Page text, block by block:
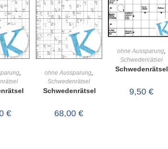
,
€
WARENKORB
ohne Aussparung,
Schwedenrätsel
Schwedenrätsel
68,00€
WARENKORB
ohne Aussparung,
Schwedenrätsel
Schwedenrätsel
9,50 €